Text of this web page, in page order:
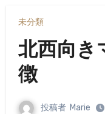
未分類
北西向き
徴
投稿者 Marie